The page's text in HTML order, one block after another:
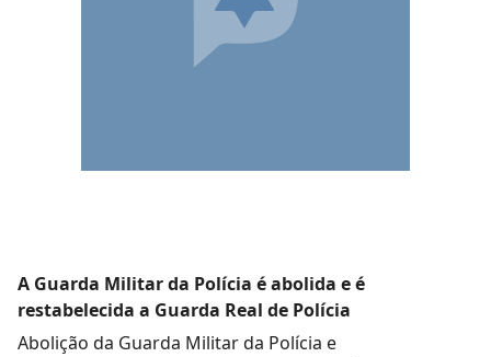
A Guarda Militar da Polícia é abolida e é
restabelecida a Guarda Real de Polícia
Abolição da Guarda Militar da Polícia e